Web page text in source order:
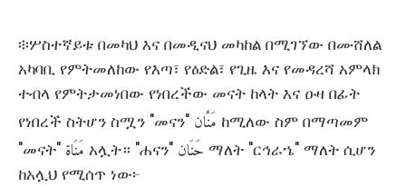
፨ሦስተኛይቱ በመካህ እና በመዲናህ መካከል በሚገኘው በሙሸለል
አካባቢ የምትመለከው የእጣ፣ የዕድል፣ የጊዜ እና የመዳረሻ አምላክ
ተብላ የምትታመነበው የነበረችው መናት ከላት እና ዑዛ በፊት
የነበረች ስትሆን ስሟን "መናን" مَنَّان ከሚለው ስም በማጣመም
"መናት" مَنَاة አሏት። "ሐናን" حَنَان ማለት "ርኅራኄ" ማለት ሲሆን
ከአሏህ የሚሰጥ ነው፦